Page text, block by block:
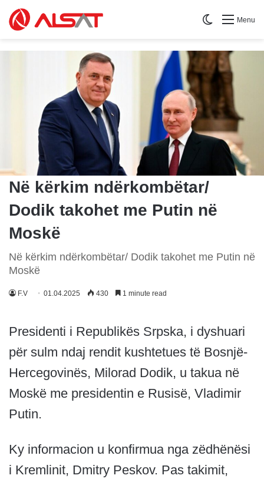
Menu
Switch skin
Në kërkim ndërkombëtar/
Dodik takohet me Putin në
Moskë
Në kërkim ndërkombëtar/ Dodik takohet me Putin në
Moskë
F.V 01.04.2025 430 1 minute read
Presidenti i Republikës Srpska, i dyshuari
për sulm ndaj rendit kushtetues të Bosnjë-
Hercegovinës, Milorad Dodik, u takua në
Moskë me presidentin e Rusisë, Vladimir
Putin.
Ky informacion u konfirmua nga zëdhënësi
i Kremlinit, Dmitry Peskov. Pas takimit,